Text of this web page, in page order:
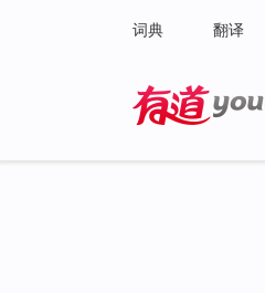
词典 翻译